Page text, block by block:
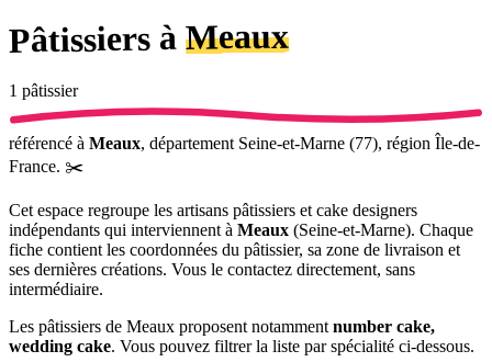
Pâtissiers àMeaux
1 pâtissier
référencé à Meaux, département Seine-et-Marne (77), région Île-de-
France. ✂️
Cet espace regroupe les artisans pâtissiers et cake designers
indépendants qui interviennent à Meaux (Seine-et-Marne). Chaque
fiche contient les coordonnées du pâtissier, sa zone de livraison et
ses dernières créations. Vous le contactez directement, sans
intermédiaire.
Les pâtissiers de Meaux proposent notamment number cake,
wedding cake. Vous pouvez filtrer la liste par spécialité ci-dessous.